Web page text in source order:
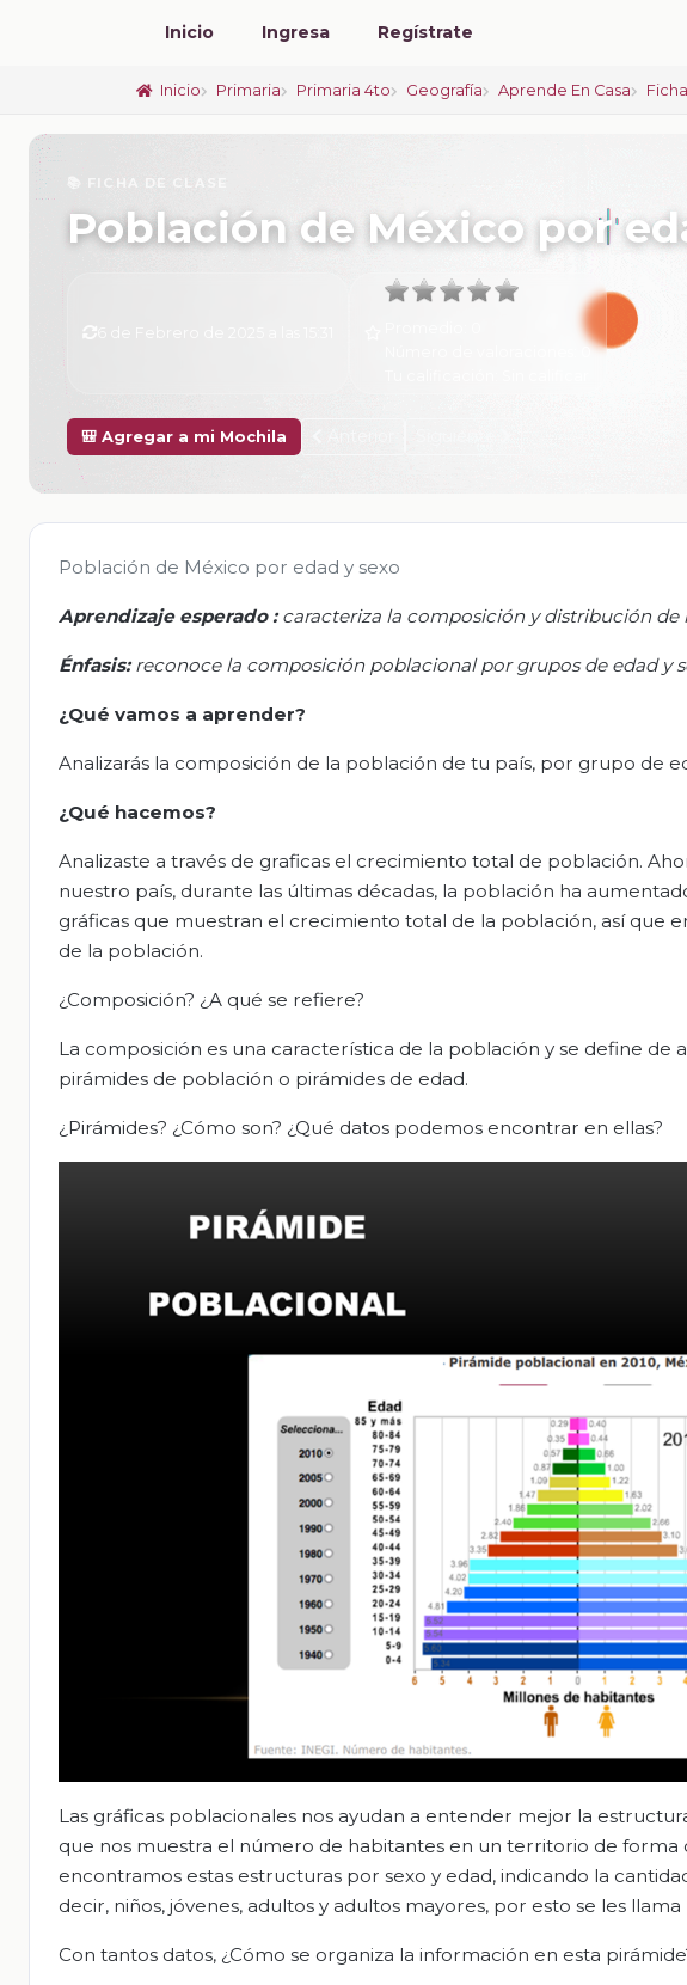
Inicio Ingresa Regístrate
Inicio Primaria Primaria 4to Geografía Aprende En Casa
📚 FICHA DE CLASE
Población de México por
🎒 Agregar a mi Mochila
Población de México por edad y sexo
Aprendizaje esperado :caracteriza la composición y distribución de
Énfasis:reconoce la composición poblacional por grupos de edad y
¿Qué vamos a aprender?
Analizarás la composición de la población de tu país, por grupo de
¿Qué hacemos?
Analizaste a través de graficas el crecimiento total de población.
nuestro país, durante las últimas décadas, la población ha
gráficas que muestran el crecimiento total de la población, así que
de la población.
¿Composición? ¿A qué se refiere?
La composición es una característica de la población y se define de
pirámides de población o pirámides de edad.
¿Pirámides? ¿Cómo son? ¿Qué datos podemos encontrar en ellas?
Las gráficas poblacionales nos ayudan a entender mejor la
que nos muestra el número de habitantes en un territorio de forma
encontramos estas estructuras por sexo y edad, indicando la
decir, niños, jóvenes, adultos y adultos mayores, por esto se les
Con tantos datos, ¿Cómo se organiza la información en esta